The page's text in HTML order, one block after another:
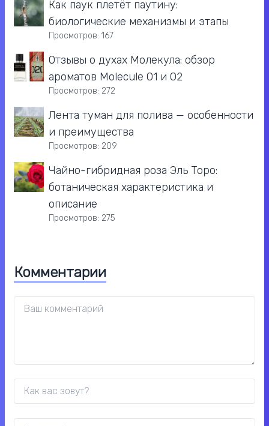
Как паук плетёт паутину:
биологические механизмы и этапы
Просмотров: 167
Отзывы о духах Молекула: обзор
ароматов Molecule 01 и 02
Просмотров: 272
Лента туман для полива — особенности
и преимущества
Просмотров: 209
Чайно-гибридная роза Эль Торо:
ботаническая характеристика и
описание
Просмотров: 275
Комментарии